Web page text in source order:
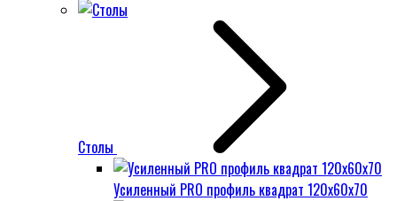
Столы
Усиленный PRO профиль квадрат 120х60х70